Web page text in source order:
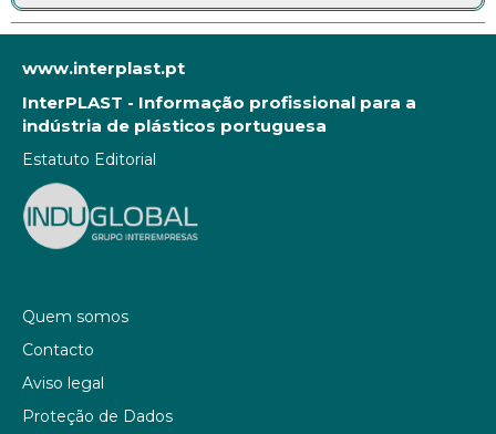
www.interplast.pt
InterPLAST - Informação profissional para a
indústria de plásticos portuguesa
Estatuto Editorial
Quem somos
Contacto
Aviso legal
Proteção de Dados